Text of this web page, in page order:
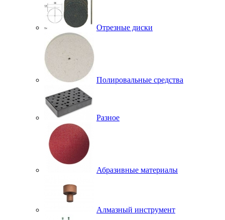
Отрезные диски
Полировальные средства
Разное
Абразивные материалы
Алмазный инструмент